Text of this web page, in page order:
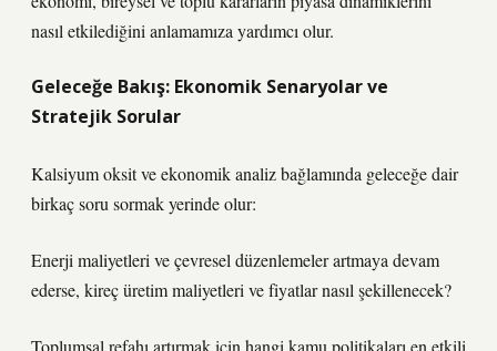
nasıl etkilediğini anlamamıza yardımcı olur.
Geleceğe Bakış: Ekonomik Senaryolar ve
Stratejik Sorular
Kalsiyum oksit ve ekonomik analiz bağlamında geleceğe dair
birkaç soru sormak yerinde olur:
Enerji maliyetleri ve çevresel düzenlemeler artmaya devam
ederse, kireç üretim maliyetleri ve fiyatlar nasıl şekillenecek?
Toplumsal refahı artırmak için hangi kamu politikaları en etkili